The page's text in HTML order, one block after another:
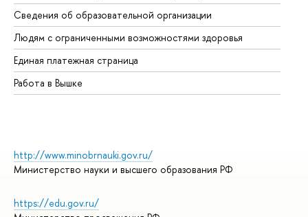
Сведения об образовательной организации
Людям с ограниченными возможностями здоровья
Единая платежная страница
Работа в Вышке
http://www.minobrnauki.gov.ru/
Министерство науки и высшего образования РФ
https://edu.gov.ru/